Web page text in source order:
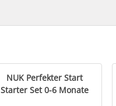
NUK Perfekter Start
Starter Set 0-6 Monate